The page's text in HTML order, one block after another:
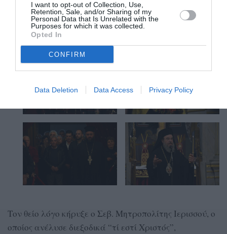
I want to opt-out of Collection, Use,
Retention, Sale, and/or Sharing of my
Personal Data that Is Unrelated with the
Purposes for which it was collected.
Opted In
CONFIRM
Data Deletion Data Access Privacy Policy
Τον θείο λόγο κήρυξε ο Σεβ. Μητροπολίτης Ιερισσού, ο
οποίος ανέλυσε διεξοδικά “τί εστί Χριστός”,